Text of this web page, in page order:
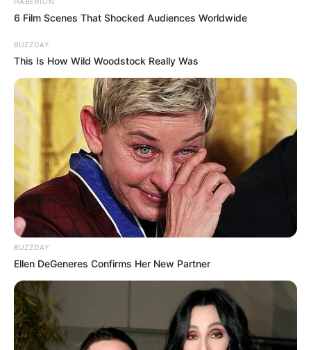
6 Film Scenes That Shocked Audiences Worldwide
BUZZDAY
This Is How Wild Woodstock Really Was
BUZZDAY
Ellen DeGeneres Confirms Her New Partner